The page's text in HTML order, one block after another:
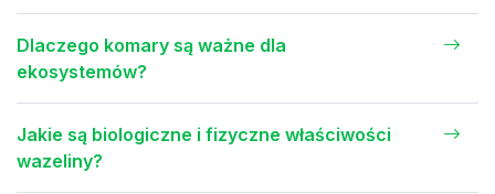
Dlaczego komary są ważne dla
ekosystemów?
Jakie są biologiczne i fizyczne właściwości
wazeliny?